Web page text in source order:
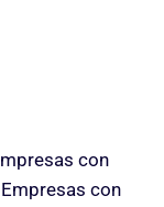
con
con